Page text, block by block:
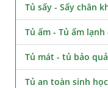
Tủ sấy - Sấy chân
Tủ ấm - Tủ ấm lạnh
Tủ mát - tủ bảo
Tủ an toàn sinh học